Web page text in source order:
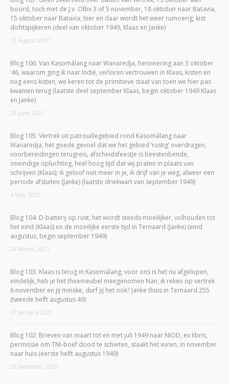
boord, toch met de J.v. Olbv 3 of 5 november, 18 oktober naar Batavia,
15 oktober naar Batavia; hier en daar wordt het weer rumoerig; kist
dichtspijkeren (deel van oktober 1949, Klaas en Janke)
12 August, 2021
Blog 106: Van Kasomálang naar Wanaredja, herinnering aan 3 oktober
’46, waarom ging ik naar Indië, verloren vertrouwen in Klaas, kisten en
nog eens kisten, we keren tot de primitieve staat van toen we hier pas
kwamen terug (laatste deel september Klaas, begin oktober 1949 Klaas
en Janke)
28 June, 2021
Blog 105: Vertrek uit patrouillegebied rond Kasomálang naar
Wanaredja, het goede gevoel dat we het gebied ‘rustig’ overdragen,
voorbereidingen terugreis, afscheidsfeestje is beestenbende,
oneindige opluchting, heel hoog tijd dat wij praten in plaats van
schrijven (Klaas); ik geloof niet meer in je, ik drijf van je weg, alweer een
periode afsluiten (Janke) (laatste driekwart van september 1949)
4 May, 2021
Blog 104: D-batterij op rust, het wordt steeds moeilijker, volhouden tot
het eind (Klaas) en de moeilijke eerste tijd in Ternaard (Janke) (eind
augustus, begin september 1949)
24 March, 2021
Blog 103: Klaas is terug in Kasomálang, voor ons is het nu afgelopen,
eindelijk, heb je het theemeubel meegenomen Nan, ik reken op vertrek
6 november en jij meiske, durf jij het ook? Janke thuis in Ternaard 255
(tweede helft augustus 49)
31 January, 2021
Blog 102: Brieven van maart tot en met juli 1949 naar NIOD, ex libris,
permissie om TNI-boef dood te schieten, staakt het vuren, in november
naar huis (eerste helft augustus 1949)
23 December, 2020